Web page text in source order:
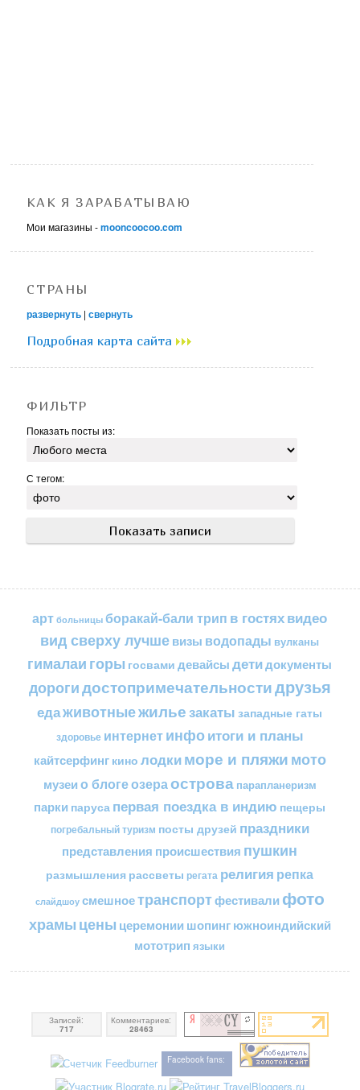
КАК Я ЗАРАБАТЫВАЮ
Мои магазины -mooncoocoo.com
СТРАНЫ
развернуть |свернуть
Подробная карта сайта
ФИЛЬТР
Показать посты из:
С тегом:
арт больницы боракай-бали трип в гостяхвидео
вид сверху лучшевизы водопады вулканы
гималаи горы госвами девайсы детидокументы
дорогидостопримечательностидрузья
едаживотныежильезакаты западные гаты
здоровье интернетинфоитоги и планы
кайтсерфинг кино лодкиморе и пляжимото
музеи о блогеозераострова парапланеризм
парки паруса первая поездка в индию пещеры
погребальный туризм посты друзей праздники
представления происшествия пушкин
размышления рассветы регата религия репка
слайдшоу смешноетранспортфестивали фото
храмы цены церемонии шопингюжноиндийский
мототрип языки
Записей:
717
Комментариев:
28463
Facebook fans: